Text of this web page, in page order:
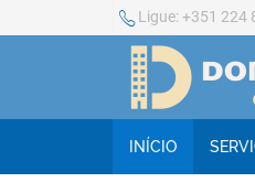
Ligue: +351 224
INÍCIO